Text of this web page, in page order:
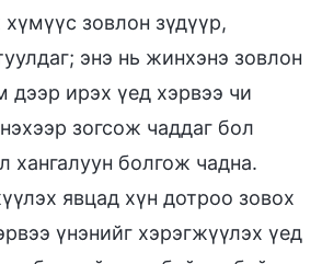
зовлон зүдүүр,
энэ нь жинхэнэ зовлон
ирэх үед хэрвээ чи
зогсож чаддаг бол
хангалуун болгож чадна.
явцад хүн дотроо зовох
үнэнийг хэрэгжүүлэх үед